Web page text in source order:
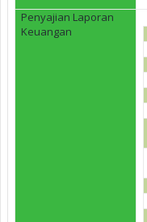
Penyajian Laporan
Keuangan